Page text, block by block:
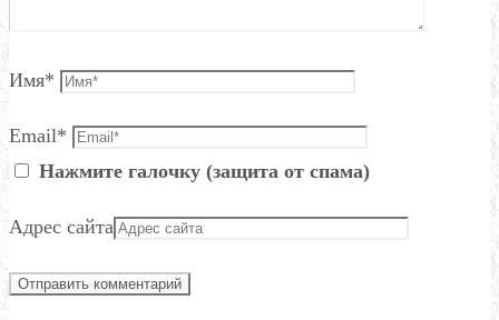
Имя*
Email*
Нажмите галочку (защита от спама)
Адрес сайта